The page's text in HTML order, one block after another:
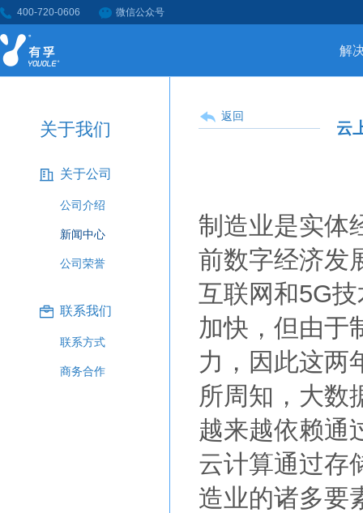
400-720-0606 微信公众号
解
关于我们
关于公司
公司介绍
新闻中心
公司荣誉
联系我们
联系方式
商务合作
返回
云
制造业是实体
前数字经济发
互联网和5G
加快，但由于
力，因此这两
所周知，大数
越来越依赖通
云计算通过存
造业的诸多要